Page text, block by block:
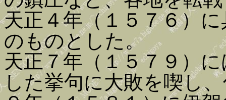
天正４年（１５７６）
のものとした。
天正７年（１５７９）
した挙句に大敗を喫し